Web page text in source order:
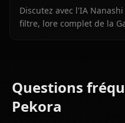
Discutez avec l'IA
filtre, lore complet de la
Questions
Pekora